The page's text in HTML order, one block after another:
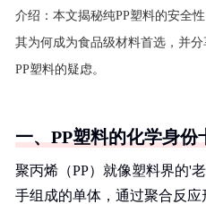
介绍： 本文揭秘纯PP塑料的安全
其为何成为食品级材料首选，并
PP塑料的疑虑。
一、PP塑料的化学身份
聚丙烯（PP）就像塑料界的'
手组成的单体，通过聚合反